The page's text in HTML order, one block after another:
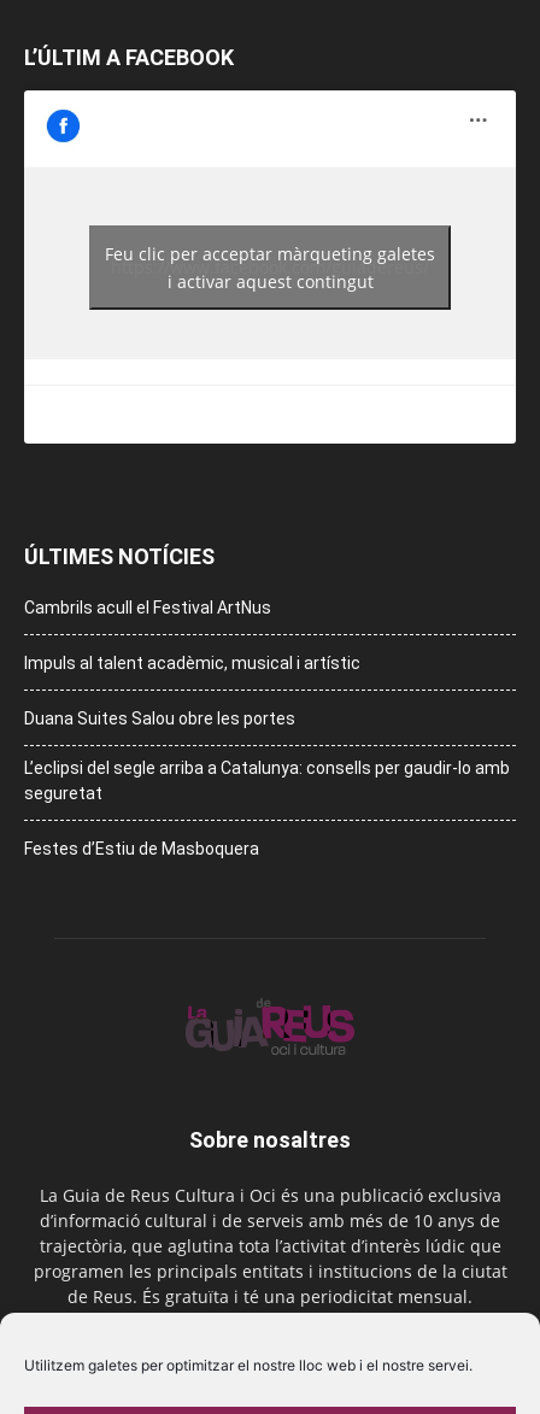
Utilitzem galetes per optimitzar el nostre lloc web i el nostre servei.
L’ÚLTIM A FACEBOOK
https://www.facebook.com/guiadereus/
Feu clic per acceptar màrqueting galetes
i activar aquest contingut
ÚLTIMES NOTÍCIES
Cambrils acull el Festival ArtNus
Impuls al talent acadèmic, musical i artístic
Duana Suites Salou obre les portes
L’eclipsi del segle arriba a Catalunya: consells per gaudir-lo amb
seguretat
Festes d’Estiu de Masboquera
Sobre nosaltres
La Guia de Reus Cultura i Oci és una publicació exclusiva
d’informació cultural i de serveis amb més de 10 anys de
trajectòria, que aglutina tota l’activitat d’interès lúdic que
programen les principals entitats i institucions de la ciutat
de Reus. És gratuïta i té una periodicitat mensual.